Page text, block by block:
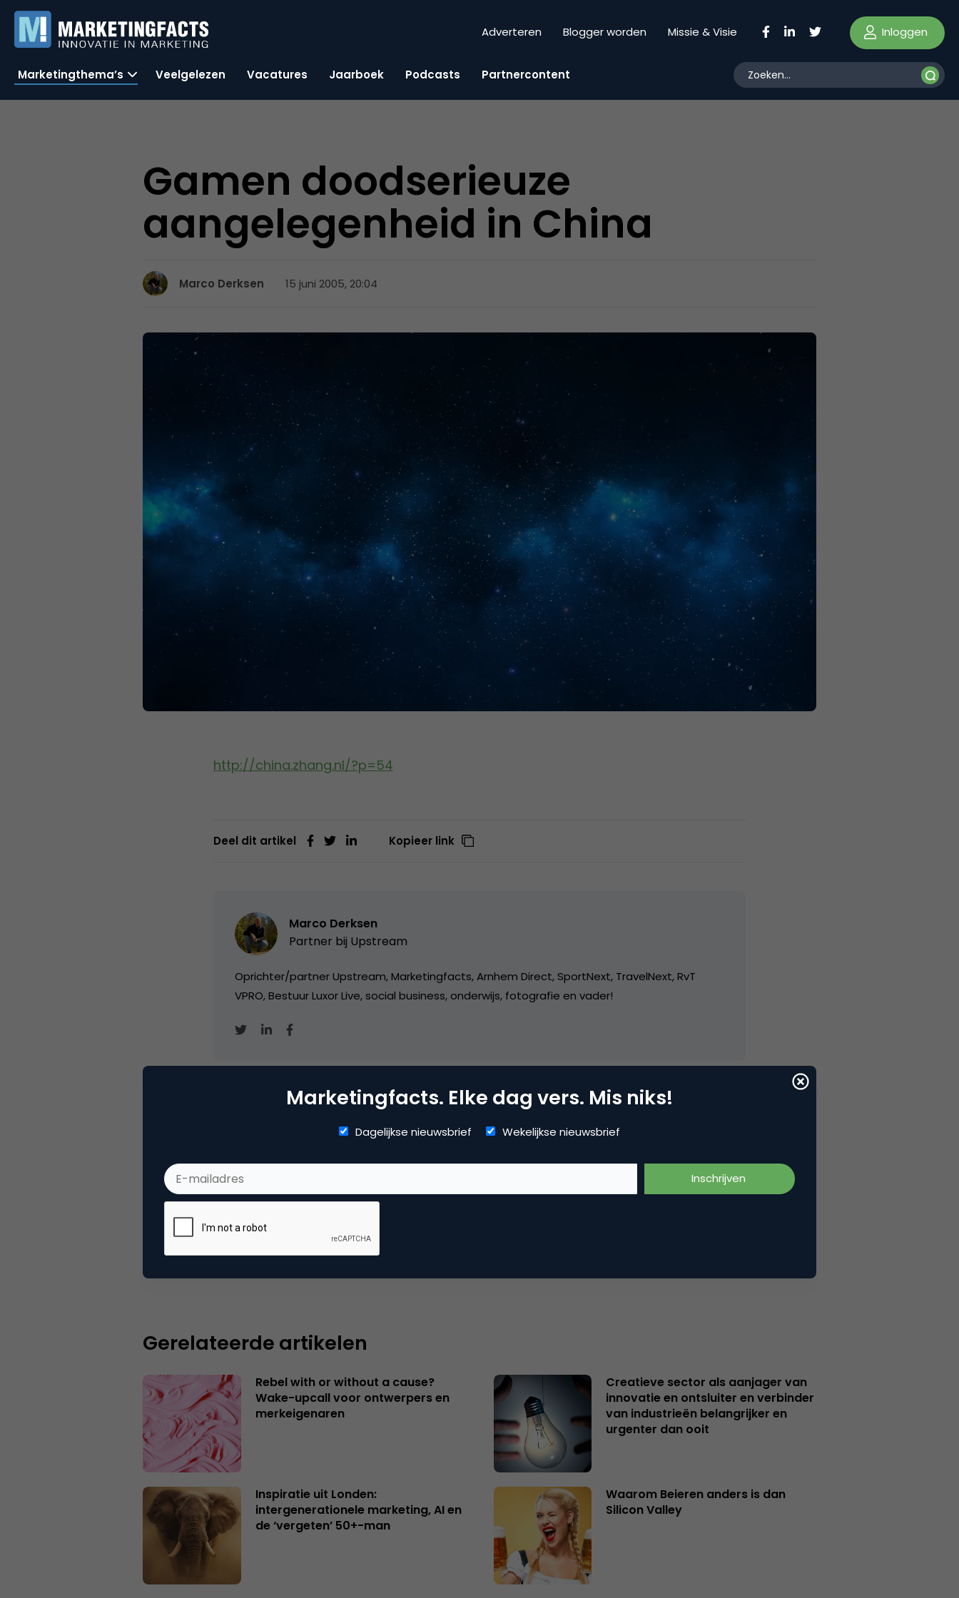
Adverteren Blogger worden Missie & Visie Inloggen
Marketingthema’s Veelgelezen Vacatures Jaarboek Podcasts Partnercontent
Gamen doodserieuze
aangelegenheid in China
Marco Derksen 15 juni 2005, 20:04
http://china.zhang.nl/?p=54
Deel dit artikel Kopieer link
Marco Derksen
Partner bij Upstream
Oprichter/partner Upstream, Marketingfacts, Arnhem Direct, SportNext, TravelNext, RvT
VPRO, Bestuur Luxor Live, social business, onderwijs, fotografie en vader!
Plaats reactie
Gerelateerde artikelen
Rebel with or without a cause?
Wake-upcall voor ontwerpers en
merkeigenaren
Creatieve sector als aanjager van
innovatie en ontsluiter en verbinder
van industrieën belangrijker en
urgenter dan ooit
Inspiratie uit Londen:
intergenerationele marketing, AI en
de ‘vergeten’ 50+-man
Waarom Beieren anders is dan
Silicon Valley
Marketingfacts. Elke dag vers. Mis niks!
Dagelijkse nieuwsbrief Wekelijkse nieuwsbrief